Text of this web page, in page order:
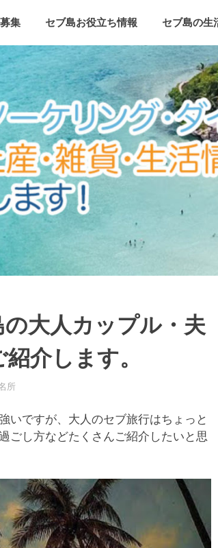
集 セブ島お役立ち情報 セブ島の生
の大人カップル・夫
介します。
所
いですが、大人のセブ旅行はちょっと
ごし方などたくさんご紹介したいと思